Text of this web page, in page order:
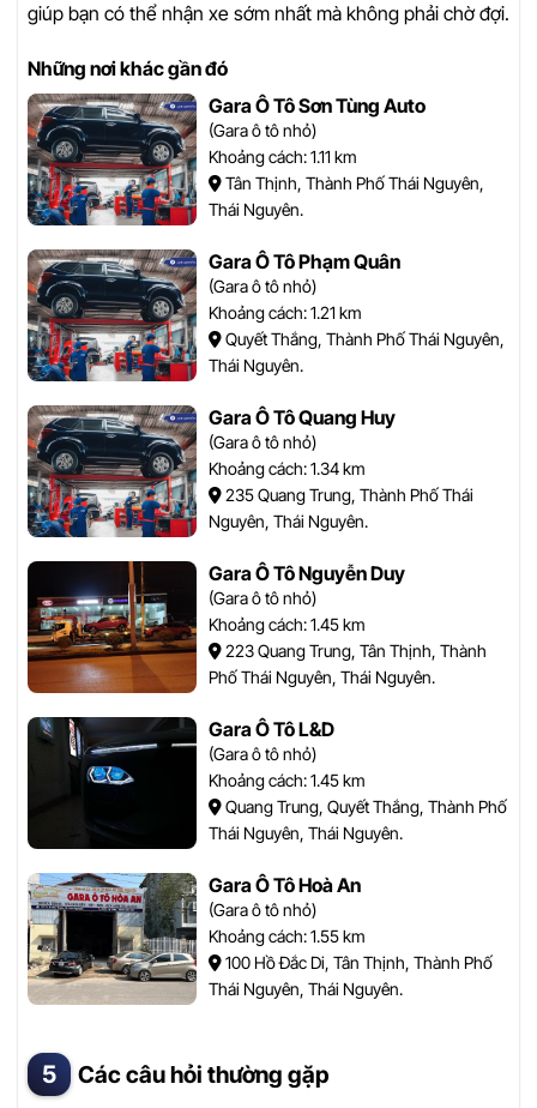
giúp bạn có thể nhận xe sớm nhất mà không phải chờ đợi.
Những nơi khác gần đó
Gara Ô Tô Sơn Tùng Auto
(Gara ô tô nhỏ)
Khoảng cách: 1.11 km
Tân Thịnh, Thành Phố Thái Nguyên,
Thái Nguyên.
Gara Ô Tô Phạm Quân
(Gara ô tô nhỏ)
Khoảng cách: 1.21 km
Quyết Thắng, Thành Phố Thái Nguyên,
Thái Nguyên.
Gara Ô Tô Quang Huy
(Gara ô tô nhỏ)
Khoảng cách: 1.34 km
235 Quang Trung, Thành Phố Thái
Nguyên, Thái Nguyên.
Gara Ô Tô Nguyễn Duy
(Gara ô tô nhỏ)
Khoảng cách: 1.45 km
223 Quang Trung, Tân Thịnh, Thành
Phố Thái Nguyên, Thái Nguyên.
Gara Ô Tô L&D
(Gara ô tô nhỏ)
Khoảng cách: 1.45 km
Quang Trung, Quyết Thắng, Thành Phố
Thái Nguyên, Thái Nguyên.
Gara Ô Tô Hoà An
(Gara ô tô nhỏ)
Khoảng cách: 1.55 km
100 Hồ Đắc Di, Tân Thịnh, Thành Phố
Thái Nguyên, Thái Nguyên.
Các câu hỏi thường gặp